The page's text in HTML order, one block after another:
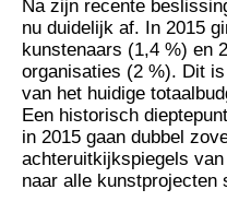
Na zijn recente
nu duidelijk af. In 2015
kunstenaars (1,4 %) en
organisaties (2 %). Dit
van het huidige
Een historisch
in 2015 gaan dubbel
achteruitkijkspiegels
naar alle kunstprojecten